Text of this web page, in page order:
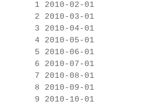
1 2010-02-01
2 2010-03-01
3 2010-04-01
4 2010-05-01
5 2010-06-01
6 2010-07-01
7 2010-08-01
8 2010-09-01
9 2010-10-01